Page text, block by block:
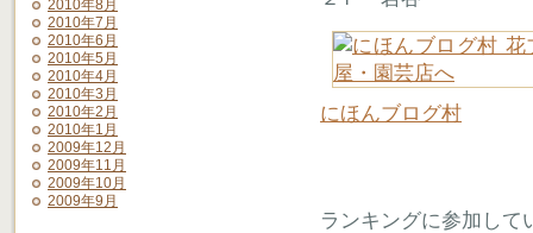
2010年8月
2010年7月
2010年6月
2010年5月
2010年4月
2010年3月
2010年2月
2010年1月
2009年12月
2009年11月
2009年10月
2009年9月
にほんブログ村
ランキングに参加して